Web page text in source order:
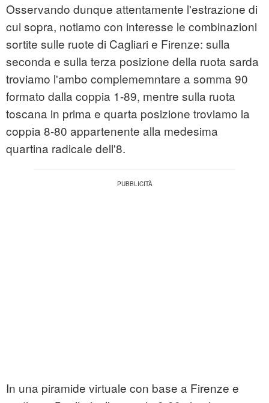
Osservando dunque attentamente l'estrazione di
cui sopra, notiamo con interesse le combinazioni
sortite sulle ruote di Cagliari e Firenze: sulla
seconda e sulla terza posizione della ruota sarda
troviamo l'ambo complememntare a somma 90
formato dalla coppia 1-89, mentre sulla ruota
toscana in prima e quarta posizione troviamo la
coppia 8-80 appartenente alla medesima
quartina radicale dell'8.
In una piramide virtuale con base a Firenze e